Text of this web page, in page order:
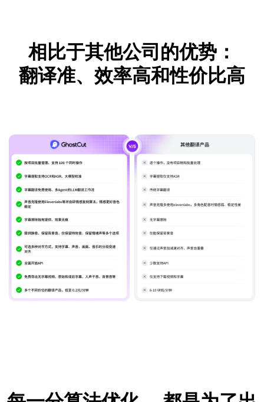
相比于其他公司的优势：
翻译准、效率高和性价比高